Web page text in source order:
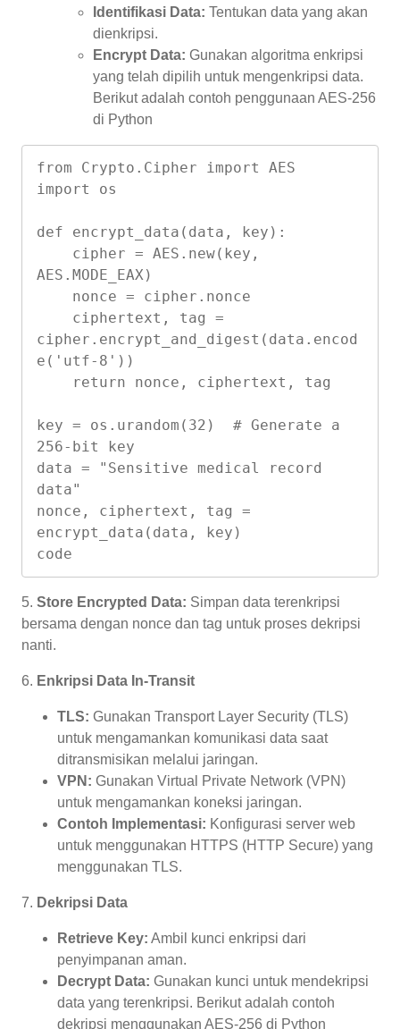
Identifikasi Data: Tentukan data yang akan
dienkripsi.
Encrypt Data: Gunakan algoritma enkripsi
yang telah dipilih untuk mengenkripsi data.
Berikut adalah contoh penggunaan AES-256
di Python
from Crypto.Cipher import AES
import os
def encrypt_data(data, key):
AES.MODE_EAX)
cipher.encrypt_and_digest(data.encod
e('utf-8'))
key = os.urandom(32)  # Generate a
256-bit key
data = "Sensitive medical record
data"
nonce, ciphertext, tag =
encrypt_data(data, key)
code
5. Store Encrypted Data: Simpan data terenkripsi
bersama dengan nonce dan tag untuk proses dekripsi
nanti.
6. Enkripsi Data In-Transit
TLS: Gunakan Transport Layer Security (TLS)
untuk mengamankan komunikasi data saat
ditransmisikan melalui jaringan.
VPN: Gunakan Virtual Private Network (VPN)
untuk mengamankan koneksi jaringan.
Contoh Implementasi: Konfigurasi server web
untuk menggunakan HTTPS (HTTP Secure) yang
menggunakan TLS.
7. Dekripsi Data
Retrieve Key: Ambil kunci enkripsi dari
penyimpanan aman.
Decrypt Data: Gunakan kunci untuk mendekripsi
data yang terenkripsi. Berikut adalah contoh
dekripsi menggunakan AES-256 di Python